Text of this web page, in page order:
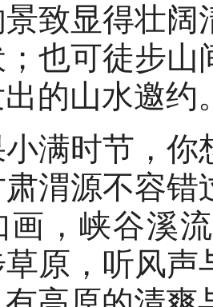
致显得壮
也可徒步
的山水邀约
时节，你
渭源不容
画，峡谷溪
原，听风声